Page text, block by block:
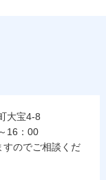
大宝4-8
16：00
のでご相談くだ